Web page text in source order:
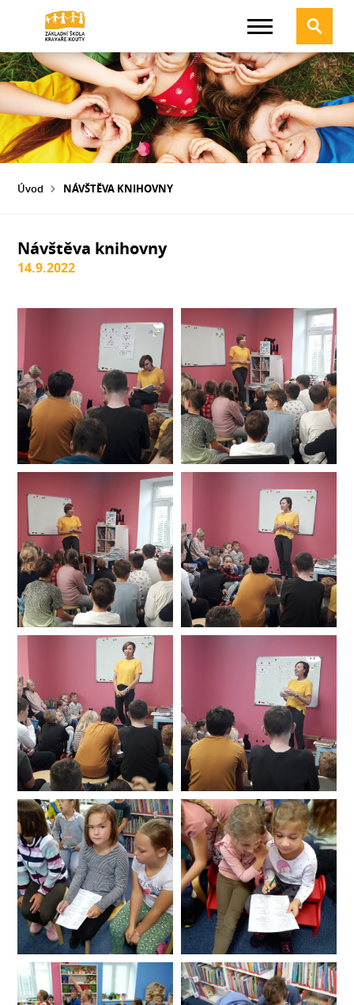
Úvod NÁVŠTĚVA KNIHOVNY
Návštěva knihovny
14.9.2022